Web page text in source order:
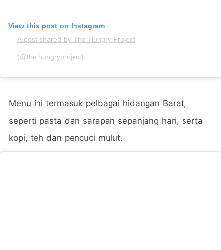
View this post on Instagram
A post shared by The Hungry Project
(@the.hungryproject)
Menu ini termasuk pelbagai hidangan Barat,
seperti pasta dan sarapan sepanjang hari, serta
kopi, teh dan pencuci mulut.